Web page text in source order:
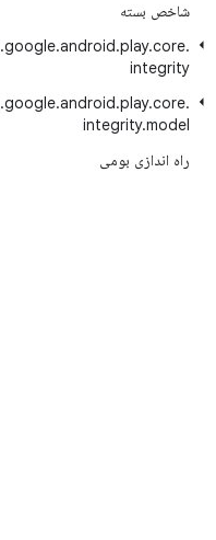
شاخص بسته
.google.android.play.core.
integrity
.google.android.play.core.
integrity.model
راه اندازی بومی